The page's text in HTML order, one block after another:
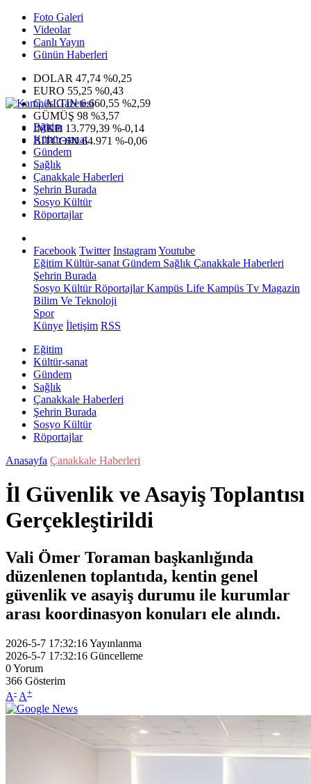
Foto Galeri
Videolar
Canlı Yayın
Günün Haberleri
DOLAR 47,74 %0,25
EURO 55,25 %0,43
G.ALTIN6.660,55 %2,59
GÜMÜŞ 98 %3,57
IMKB 13.779,39 %-0,14
BITCOIN64.971 %-0,06
Eğitim
Kültür-sanat
Gündem
Sağlık
Çanakkale Haberleri
Şehrin Burada
Sosyo Kültür
Röportajlar
Facebook Twitter InstagramYoutube
Eğitim Kültür-sanat Gündem Sağlık Çanakkale Haberleri
Şehrin Burada
Sosyo KültürRöportajlarKampüs Life Kampüs Tv Magazin
Bilim Ve Teknoloji
Spor
Künye İletişim RSS
Eğitim
Kültür-sanat
Gündem
Sağlık
Çanakkale Haberleri
Şehrin Burada
Sosyo Kültür
Röportajlar
Anasayfa Çanakkale Haberleri
İl Güvenlik ve Asayiş Toplantısı
Gerçekleştirildi
Vali Ömer Toraman başkanlığında
düzenlenen toplantıda, kentin genel
güvenlik ve asayiş durumu ile kurumlar
arası koordinasyon konuları ele alındı.
2026-5-7 17:32:16Yayınlanma
2026-5-7 17:32:16 Güncelleme
0Yorum
366 Gösterim
A- A+